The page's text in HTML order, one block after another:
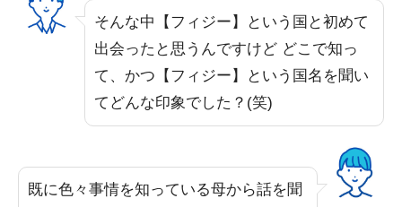
そんな中【フィジー】という国と初めて
出会ったと思うんですけど どこで知っ
て、かつ【フィジー】という国名を聞い
てどんな印象でした？(笑)
既に色々事情を知っている母から話を聞